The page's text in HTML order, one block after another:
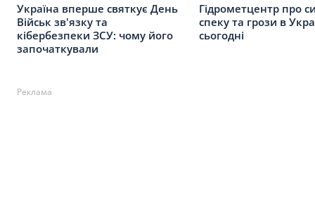
Україна вперше святкує День
Військ зв'язку та
кібербезпеки ЗСУ: чому його
започаткували
Гідрометцентр про
спеку та грози в
сьогодні
Реклама